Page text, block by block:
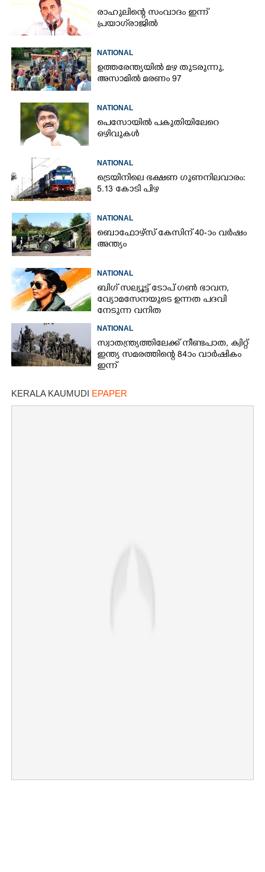
രാഹുലിന്റെ സംവാദം ഇന്ന്
പ്രയാഗ്‌രാജിൽ
NATIONAL
ഉത്തരേന്ത്യയിൽ മഴ തുടരുന്നു,​
അസാമിൽ മരണം 97
NATIONAL
പെസോയിൽ പകുതിയിലേറെ
ഒഴിവുകൾ
NATIONAL
ട്രെയിനിലെ ഭക്ഷണ ഗുണനിലവാരം:
5.13 കോടി പിഴ
NATIONAL
ബൊഫോഴ്സ് കേസിന് 40-ാം വ‌ർഷം
അന്ത്യം
NATIONAL
ബിഗ് സല്യൂട്ട് ടോപ് ഗൺ ഭാവന,​
വ്യോമസേനയുടെ ഉന്നത പദവി
നേടുന്ന വനിത
NATIONAL
സ്വാതന്ത്ര്യത്തിലേക്ക് നീണ്ടപാത, ക്വിറ്റ്
ഇന്ത്യ സമരത്തിന്റെ 84ാം വാർഷികം
ഇന്ന്
KERALA KAUMUDI EPAPER